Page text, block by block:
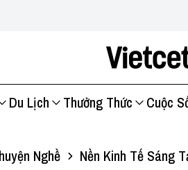
Du Lịch Thưởng Thức Cuộc
Nghề Nền Kinh Tế Sáng